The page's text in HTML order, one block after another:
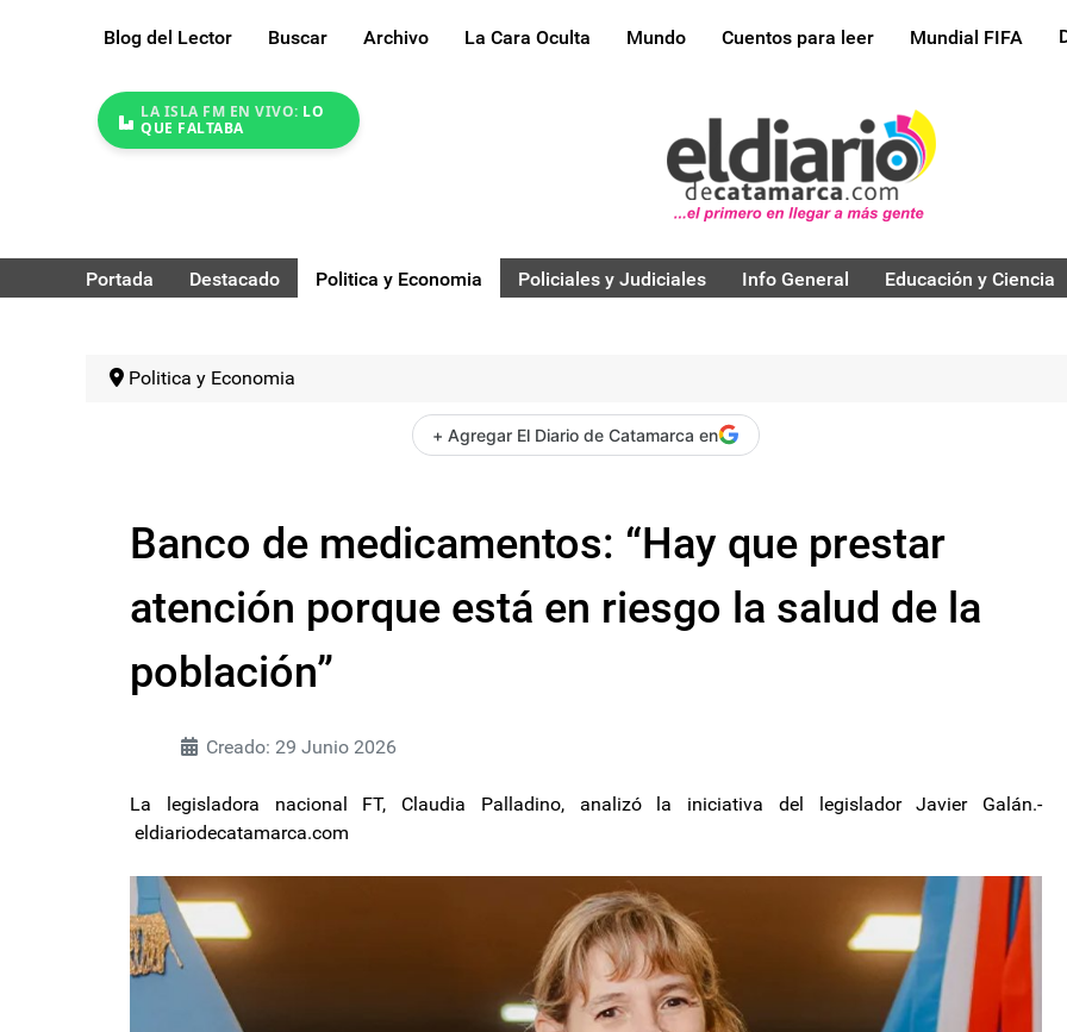
Blog del Lector Buscar Archivo La Cara Oculta Mundo Cuentos para leer Mundial FIFA
LA ISLA FM EN VIVO: LO
QUE FALTABA
Portada Destacado Politica y Economia Policiales y Judiciales Info General Educación y Ciencia
Politica y Economia
+ Agregar El Diario de Catamarca en
Banco de medicamentos: “Hay que prestar
atención porque está en riesgo la salud de la
población”
Creado: 29 Junio 2026
La legisladora nacional FT, Claudia Palladino, analizó la iniciativa del legislador Javier Galán.-
eldiariodecatamarca.com